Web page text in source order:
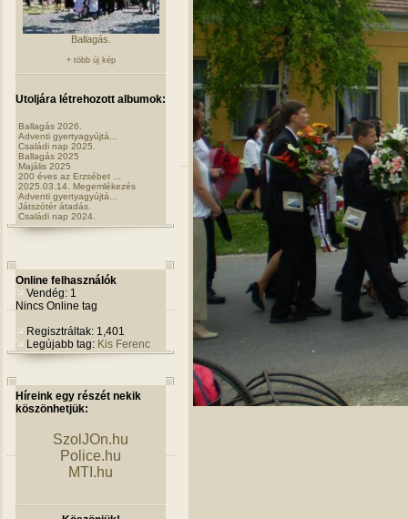
Ballagás.
+ több új kép
Utoljára létrehozott albumok:
Ballagás 2026.
Adventi gyertyagyújtá...
Családi nap 2025.
Ballagás 2025
Majális 2025
200 éves az Erzsébet ...
2025.03.14. Megemlékezés
Adventi gyertyagyújtá...
Játszótér átadás.
Családi nap 2024.
Online felhasználók
Vendég: 1
Nincs Online tag
Regisztráltak: 1,401
Legújabb tag: Kis Ferenc
Híreink egy részét nekik
köszönhetjük:
SzolJOn.hu
Police.hu
MTI.hu